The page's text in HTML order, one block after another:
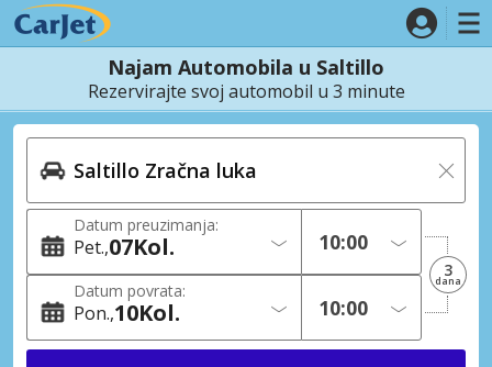
Najam Automobila u Saltillo
Rezervirajte svoj automobil u 3 minute
Datum preuzimanja:
Pet. 07Kol.
Datum povrata:
Pon. 10Kol.
3
dana